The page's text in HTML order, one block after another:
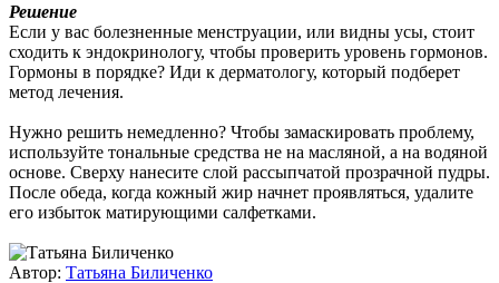
Решение
Если у вас болезненные менструации, или видны усы, стоит
сходить к эндокринологу, чтобы проверить уровень гормонов.
Гормоны в порядке? Иди к дерматологу, который подберет
метод лечения.
Нужно решить немедленно? Чтобы замаскировать проблему,
используйте тональные средства не на масляной, а на водяной
основе. Сверху нанесите слой рассыпчатой прозрачной пудры.
После обеда, когда кожный жир начнет проявляться, удалите
его избыток матирующими салфетками.
Автор: Татьяна Биличенко